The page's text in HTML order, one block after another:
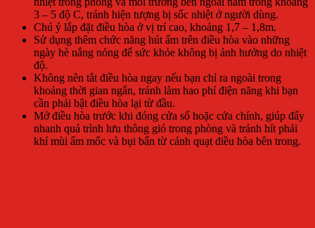
3 – 5 độ C, tránh hiện tượng bị sốc nhiệt ở người dùng.
Chú ý lắp đặt điều hòa ở vị trí cao, khoảng 1,7 – 1,8m.
Sử dụng thêm chức năng hút ẩm trên điều hòa vào những
ngày hè nắng nóng để sức khỏe không bị ảnh hưởng do nhiệt
độ.
Không nên tắt điều hòa ngay nếu bạn chỉ ra ngoài trong
khoảng thời gian ngắn, tránh làm hao phí điện năng khi bạn
cần phải bật điều hòa lại từ đầu.
Mở điều hòa trước khi đóng cửa sổ hoặc cửa chính, giúp đẩy
nhanh quá trình lưu thông gió trong phòng và tránh hít phải
khí mùi ẩm mốc và bụi bẩn từ cánh quạt điều hòa bên trong.